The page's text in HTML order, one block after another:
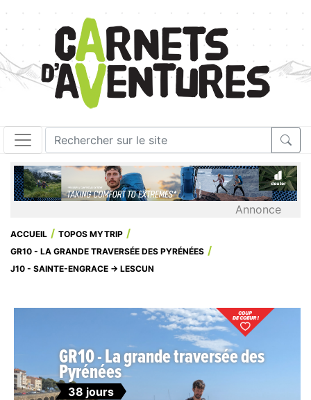
Annonce
ACCUEIL
TOPOS MYTRIP
GR10 - LA GRANDE TRAVERSÉE DES PYRÉNÉES
J10 - SAINTE-ENGRACE → LESCUN
GR10 - La grande traversée des
Pyrénées
38 jours